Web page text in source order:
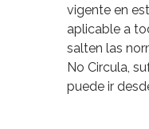
vigente en
aplicable a
salten las
No Circula,
puede ir